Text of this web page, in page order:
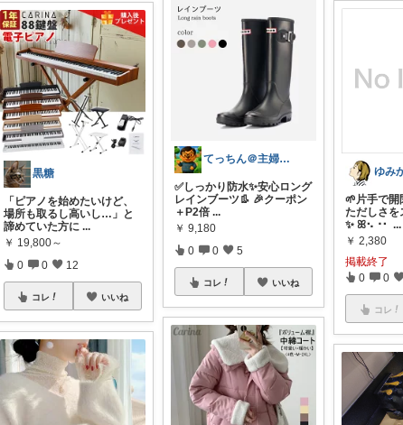
黒糖
「ピアノを始めたいけど、
場所も取るし高いし…」と
諦めていた方に ...
￥ 19,800～
0 0 12
コレ いいね
てっちん＠主婦ラクグッズ中心✨
✅しっかり防水✨安心ロング
レインブーツ👢 🎉クーポン
＋P2倍 ...
￥ 9,180
0 0 5
コレ いいね
🌱片手で開
ただしさを
✨ ꕤ⠢⠐⠂ ...
￥ 2,380
掲載終了
0 0
コレ